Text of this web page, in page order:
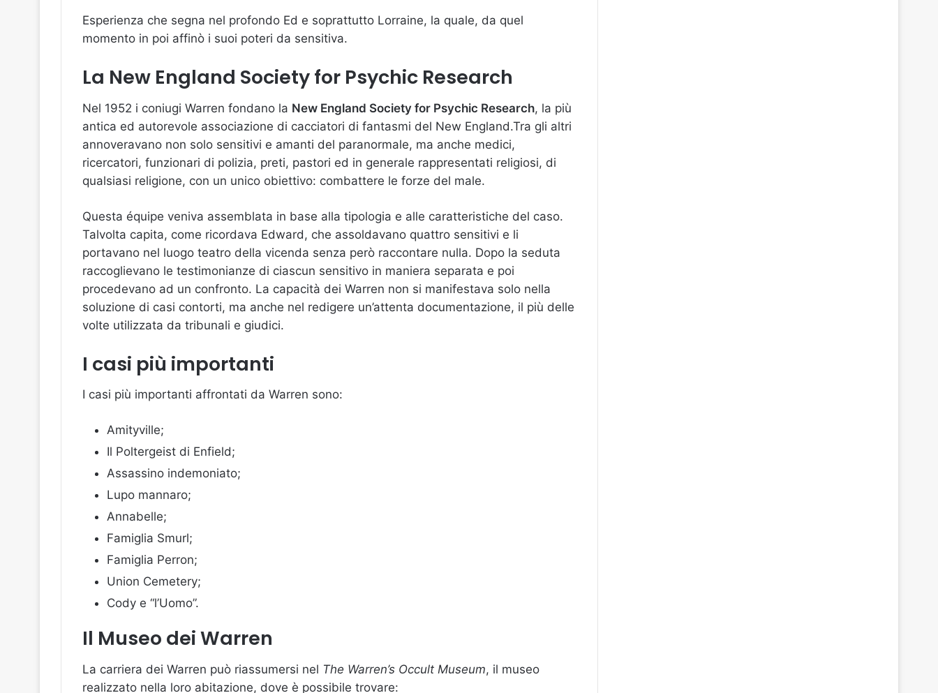
Esperienza che segna nel profondo Ed e soprattutto Lorraine, la quale, da quel
momento in poi affinò i suoi poteri da sensitiva.
La New England Society for Psychic Research
Nel 1952 i coniugi Warren fondano la New England Society for Psychic Research, la più
antica ed autorevole associazione di cacciatori di fantasmi del New England.Tra gli altri
annoveravano non solo sensitivi e amanti del paranormale, ma anche medici,
ricercatori, funzionari di polizia, preti, pastori ed in generale rappresentati religiosi, di
qualsiasi religione, con un unico obiettivo: combattere le forze del male.
Questa équipe veniva assemblata in base alla tipologia e alle caratteristiche del caso.
Talvolta capita, come ricordava Edward, che assoldavano quattro sensitivi e li
portavano nel luogo teatro della vicenda senza però raccontare nulla. Dopo la seduta
raccoglievano le testimonianze di ciascun sensitivo in maniera separata e poi
procedevano ad un confronto. La capacità dei Warren non si manifestava solo nella
soluzione di casi contorti, ma anche nel redigere un’attenta documentazione, il più delle
volte utilizzata da tribunali e giudici.
I casi più importanti
I casi più importanti affrontati da Warren sono:
Amityville;
Il Poltergeist di Enfield;
Assassino indemoniato;
Lupo mannaro;
Annabelle;
Famiglia Smurl;
Famiglia Perron;
Union Cemetery;
Cody e “l’Uomo”.
Il Museo dei Warren
La carriera dei Warren può riassumersi nel The Warren’s Occult Museum, il museo
realizzato nella loro abitazione, dove è possibile trovare: